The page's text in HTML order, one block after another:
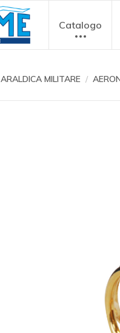
Catalogo
ARALDICA MILITARE